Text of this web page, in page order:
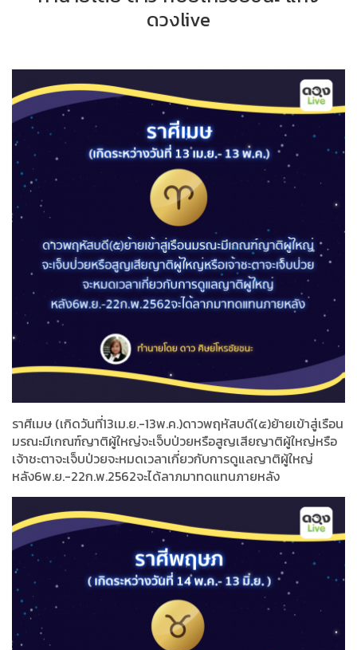
ดวงlive
ราศีเมษ (เกิดวันที่13เม.ย.-13พ.ค.)ดาวพฤหัสบดี(๕)ย้ายเข้าสู่เรือน
มรณะมีเกณฑ์ญาติผู้ใหญ่จะเจ็บป่วยหรือสูญเสียญาติผู้ใหญ่หรือ
เจ้าชะตาจะเจ็บป่วยจะหมดเวลาเกี่ยวกับการดูแลญาติผู้ใหญ่
หลัง6พ.ย.-22ก.พ.2562จะได้ลาภมาทดแทนภายหลัง